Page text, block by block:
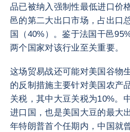
品已被纳入强制性最低进口价
邑的第二大出口市场，占出口
国（40%）。鉴于法国干邑
两个国家对该行业至关重要。
这场贸易战还可能对美国谷物
的反制措施主要针对美国农产
关税，其中大豆关税为10%。
进口国，也是美国大豆的最大
年特朗普首个任期内，中国就